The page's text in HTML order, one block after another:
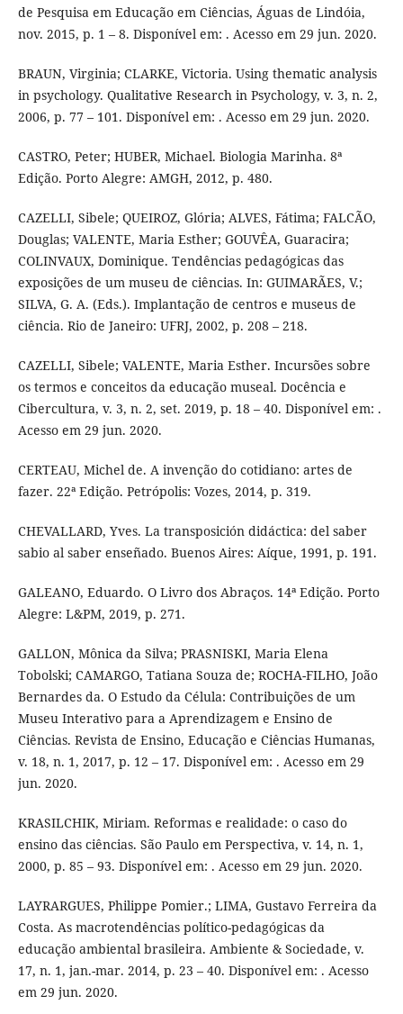
de Pesquisa em Educação em Ciências, Águas de Lindóia,
nov. 2015, p. 1 – 8. Disponível em: . Acesso em 29 jun. 2020.
BRAUN, Virginia; CLARKE, Victoria. Using thematic analysis
in psychology. Qualitative Research in Psychology, v. 3, n. 2,
2006, p. 77 – 101. Disponível em: . Acesso em 29 jun. 2020.
CASTRO, Peter; HUBER, Michael. Biologia Marinha. 8ª
Edição. Porto Alegre: AMGH, 2012, p. 480.
CAZELLI, Sibele; QUEIROZ, Glória; ALVES, Fátima; FALCÃO,
Douglas; VALENTE, Maria Esther; GOUVÊA, Guaracira;
COLINVAUX, Dominique. Tendências pedagógicas das
exposições de um museu de ciências. In: GUIMARÃES, V.;
SILVA, G. A. (Eds.). Implantação de centros e museus de
ciência. Rio de Janeiro: UFRJ, 2002, p. 208 – 218.
CAZELLI, Sibele; VALENTE, Maria Esther. Incursões sobre
os termos e conceitos da educação museal. Docência e
Cibercultura, v. 3, n. 2, set. 2019, p. 18 – 40. Disponível em: .
Acesso em 29 jun. 2020.
CERTEAU, Michel de. A invenção do cotidiano: artes de
fazer. 22ª Edição. Petrópolis: Vozes, 2014, p. 319.
CHEVALLARD, Yves. La transposición didáctica: del saber
sabio al saber enseñado. Buenos Aires: Aíque, 1991, p. 191.
GALEANO, Eduardo. O Livro dos Abraços. 14ª Edição. Porto
Alegre: L&PM, 2019, p. 271.
GALLON, Mônica da Silva; PRASNISKI, Maria Elena
Tobolski; CAMARGO, Tatiana Souza de; ROCHA-FILHO, João
Bernardes da. O Estudo da Célula: Contribuições de um
Museu Interativo para a Aprendizagem e Ensino de
Ciências. Revista de Ensino, Educação e Ciências Humanas,
v. 18, n. 1, 2017, p. 12 – 17. Disponível em: . Acesso em 29
jun. 2020.
KRASILCHIK, Miriam. Reformas e realidade: o caso do
ensino das ciências. São Paulo em Perspectiva, v. 14, n. 1,
2000, p. 85 – 93. Disponível em: . Acesso em 29 jun. 2020.
LAYRARGUES, Philippe Pomier.; LIMA, Gustavo Ferreira da
Costa. As macrotendências político-pedagógicas da
educação ambiental brasileira. Ambiente & Sociedade, v.
17, n. 1, jan.-mar. 2014, p. 23 – 40. Disponível em: . Acesso
em 29 jun. 2020.